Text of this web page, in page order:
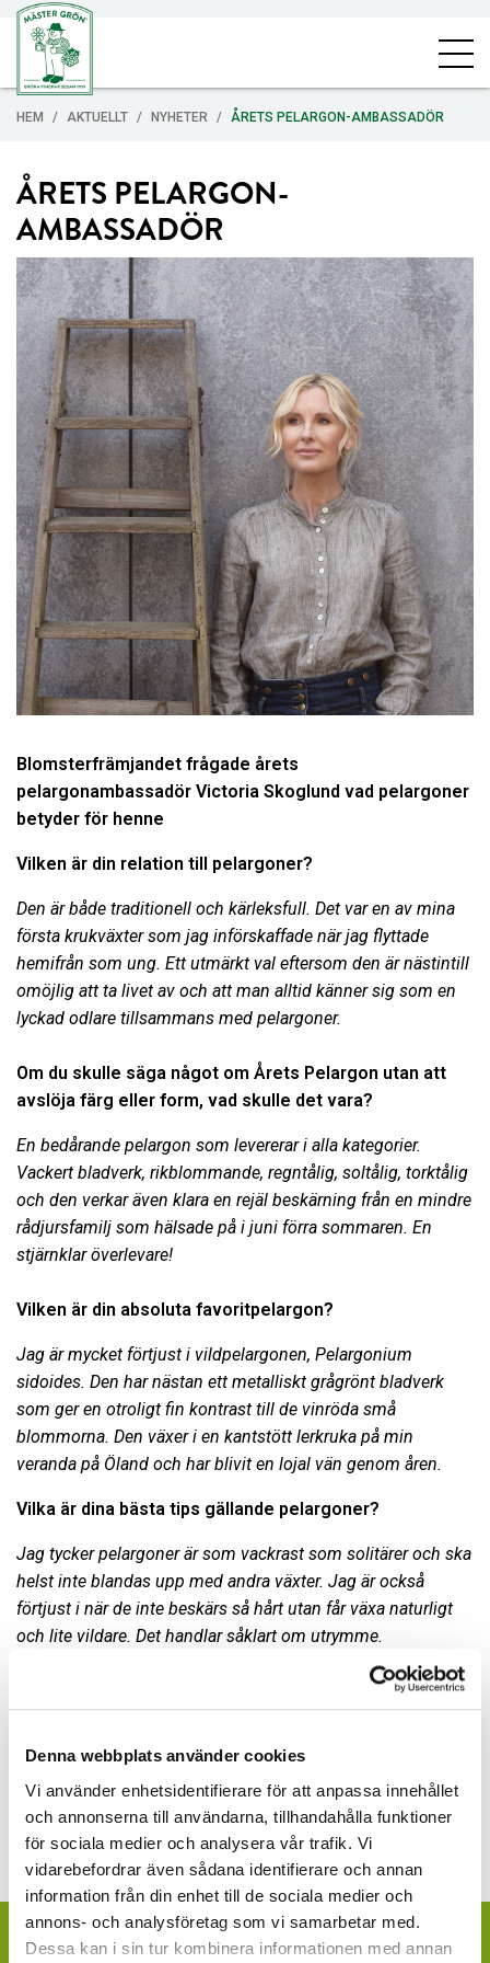
Denna webbplats använder cookies
Vi använder enhetsidentifierare för att anpassa innehållet
och annonserna till användarna, tillhandahålla funktioner
för sociala medier och analysera vår trafik. Vi
vidarebefordrar även sådana identifierare och annan
information från din enhet till de sociala medier och
annons- och analysföretag som vi samarbetar med.
Dessa kan i sin tur kombinera informationen med annan
HEM AKTUELLT NYHETER ÅRETS PELARGON-AMBASSADÖR
ÅRETS PELARGON-
AMBASSADÖR
Blomsterfrämjandet frågade årets
pelargonambassadör Victoria Skoglund vad pelargoner
betyder för henne
Vilken är din relation till pelargoner?
Den är både traditionell och kärleksfull. Det var en av mina
första krukväxter som jag införskaffade när jag flyttade
hemifrån som ung. Ett utmärkt val eftersom den är nästintill
omöjlig att ta livet av och att man alltid känner sig som en
lyckad odlare tillsammans med pelargoner.
Om du skulle säga något om Årets Pelargon utan att
avslöja färg eller form, vad skulle det vara?
En bedårande pelargon som levererar i alla kategorier.
Vackert bladverk, rikblommande, regntålig, soltålig, torktålig
och den verkar även klara en rejäl beskärning från en mindre
rådjursfamilj som hälsade på i juni förra sommaren. En
stjärnklar överlevare!
Vilken är din absoluta favoritpelargon?
Jag är mycket förtjust i vildpelargonen, Pelargonium
sidoides. Den har nästan ett metalliskt grågrönt bladverk
som ger en otroligt fin kontrast till de vinröda små
blommorna. Den växer i en kantstött lerkruka på min
veranda på Öland och har blivit en lojal vän genom åren.
Vilka är dina bästa tips gällande pelargoner?
Jag tycker pelargoner är som vackrast som solitärer och ska
helst inte blandas upp med andra växter. Jag är också
förtjust i när de inte beskärs så hårt utan får växa naturligt
och lite vildare. Det handlar såklart om utrymme.
Mårbackapelargoner
eller Dr Westerlund som får leva sitt liv utan att en sekatör
röda kärlekspelargonen 'Calliope' med rödbladig trifolium
(vitklöver).
ÄR DU KONSUMENT OCH VILL FINNA